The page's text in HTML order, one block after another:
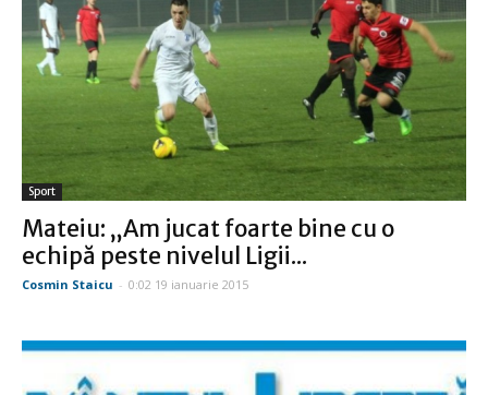
Sport
Mateiu: „Am jucat foarte bine cu o
echipă peste nivelul Ligii...
Cosmin Staicu - 0:02 19 ianuarie 2015